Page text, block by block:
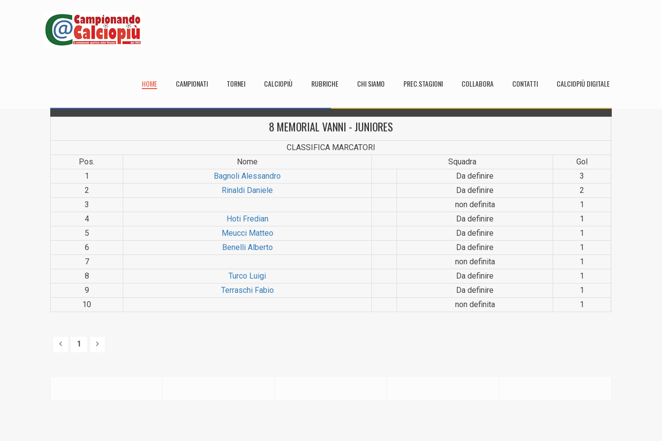
HOME CAMPIONATI TORNEI CALCIOPIÙ RUBRICHE CHI SIAMO PREC.STAGIONI COLLABORA CONTATTI CALCIOPIÙ DIGITALE
8 MEMORIAL VANNI - JUNIORES
CLASSIFICA MARCATORI
Pos.
Nome Squadra
Gol
1
Bagnoli Alessandro Da definire
3
2
Rinaldi Daniele Da definire
2
3
non definita
1
4
Hoti Fredian Da definire
1
5
Meucci Matteo Da definire
1
6
Benelli Alberto Da definire
1
7
non definita
1
8
Turco Luigi Da definire
1
9
Terraschi Fabio Da definire
1
10
non definita 1
1